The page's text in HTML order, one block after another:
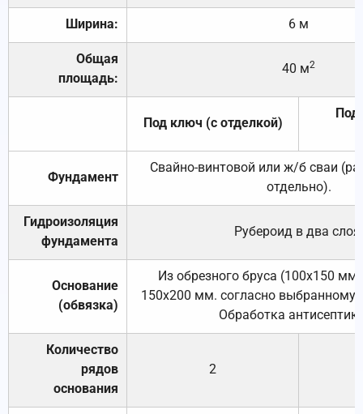
Ширина: 6 м
Общая
площадь:
40 м2
Под ключ (с отделкой)
Под
Фундамент
Свайно-винтовой или ж/б сваи
отдельно).
Гидроизоляция
фундамента
Рубероид в два слоя.
Основание
(обвязка)
Из обрезного бруса (100х150
150х200 мм. согласно выбранному
Обработка
Количество
рядов
основания
2